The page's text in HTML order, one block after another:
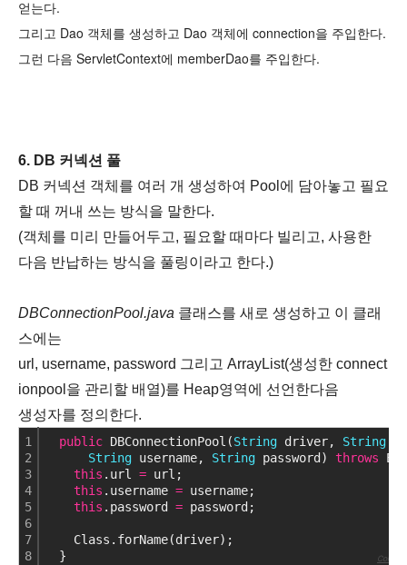
얻는다.
그리고 Dao 객체를 생성하고 Dao 객체에 connection을 주입한다.
그런 다음 ServletContext에 memberDao를 주입한다.
6. DB 커넥션 풀
DB 커넥션 객체를 여러 개 생성하여 Pool에 담아놓고 필요
할 때 꺼내 쓰는 방식을 말한다.
(객체를 미리 만들어두고, 필요할 때마다 빌리고, 사용한
다음 반납하는 방식을 풀링이라고 한다.)
DBConnectionPool.java 클래스를 새로 생성하고 이 클래
스에는
url, username, password 그리고 ArrayList(생성한 connect
ionpool을 관리할 배열)를 Heap영역에 선언한다음
생성자를 정의한다.
1
2
3
4
5
6
7
8
public DBConnectionPool(String driver, String
String username, String password) throws
this .url = url;
this .username = username;
this .password = password;
Class.forName(driver);
}